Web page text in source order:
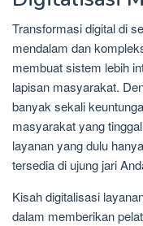
Transformasi digital di
mendalam dan
membuat sistem lebih
lapisan masyarakat.
banyak sekali
masyarakat yang
layanan yang dulu
tersedia di ujung jari
Kisah digitalisasi
dalam memberikan